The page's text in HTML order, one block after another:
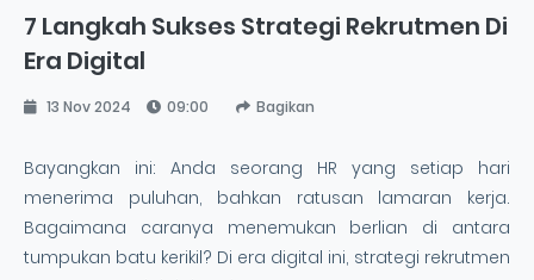
7 Langkah Sukses Strategi Rekrutmen Di
Era Digital
13 Nov 2024 09:00 Bagikan
Bayangkan ini: Anda seorang HR yang setiap hari
menerima puluhan, bahkan ratusan lamaran kerja.
Bagaimana caranya menemukan berlian di antara
tumpukan batu kerikil? Di era digital ini, strategi rekrutmen